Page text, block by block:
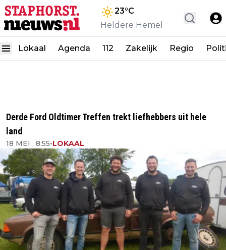
23°C
Heldere Hemel
Lokaal Agenda 112 Zakelijk Regio
Derde Ford Oldtimer Treffen trekt liefhebbers uit hele
land
18 MEI , 8:55•LOKAAL